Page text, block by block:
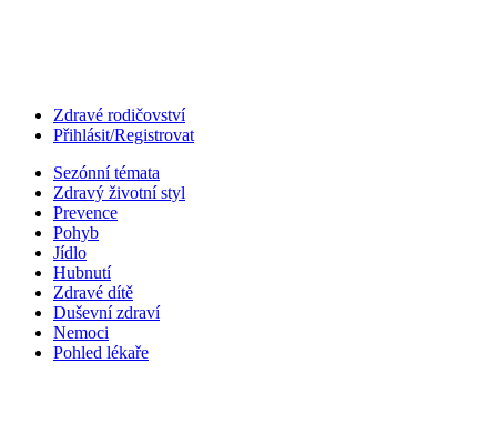
Zdravé rodičovství
Přihlásit/Registrovat
Sezónní témata
Zdravý životní styl
Prevence
Pohyb
Jídlo
Hubnutí
Zdravé dítě
Duševní zdraví
Nemoci
Pohled lékaře